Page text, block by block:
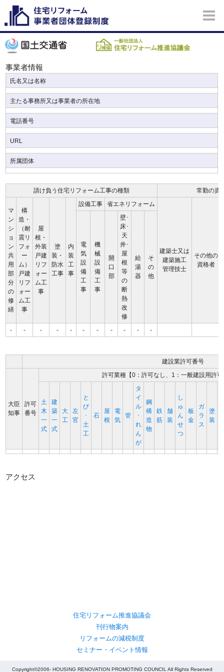
事業者情報
氏名又は名称
主たる事務所又は事業者の所在地
電話番号
URL
所属団体
請け負う住宅リフォーム工事の種類 常勤の資
マ
ン
シ
ョ
ン
共
用
部
分
の
修
繕
構
造・
（耐
震リ
フォ
ー
ム）
戸建
リフ
ォー
ム工
事
屋
根・
外装
戸建
リフ
ォー
ム工
事
塗
装・
防水
工事
内
装
工
事
設備工事 省エネリフォーム
建築士又は
建築施工
管理技士
その他の
資格者
電
気
設
備
工
事
機
械
設
備
工
事
開
口
部
壁･
床･
天
井･
屋
根
等
の
断
熱
改
修
給
湯
器
そ
の
他
- - - - - - - - - - -
建設業許可番号
大臣
知事
許可
番号
許可業種【0：許可なし、1：一般建設用許
土
木
一
式
建
築
一
式
大
工
左
官
と
び
･
土
工
石
屋
根
電
気
管
タ
イ
ル
･
れ
ん
が
鋼
構
造
物
鉄
筋
舗
装
し
ゅ
ん
せ
つ
板
金
ガ
ラ
ス
塗
装
アクセス
住宅リフォーム推進協議会
刊行物案内
リフォームの減税制度
セミナー・イベント情報
Copyright©2006- HOUSING RENOVATION PROMOTING COUNCIL All Rights Reserved